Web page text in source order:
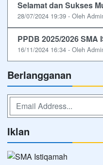
Selamat dan Sukses
28/07/2024 19:39 - Oleh
PPDB 2025/2026 SMA
16/11/2024 16:34 - Oleh
Berlangganan
Iklan